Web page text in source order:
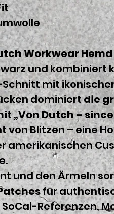
Workwear Hemd
und kombiniert
mit
dominiertdie
„Von Dutch – since
von Blitzen – eine
amerikanischen
und den Ärmeln
für
Referenzen,